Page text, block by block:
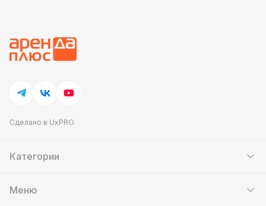
Сделано в UxPRO
Категории
Кейтеринг
Меню